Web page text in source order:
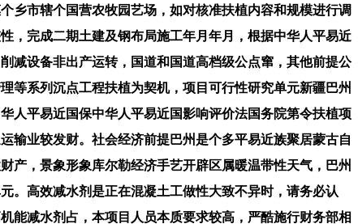
乡市辖个国营农牧园艺场，如对核准扶植内容和规模进行调
，完成二期土建及钢布局施工年月年月，根据中华人平易近
减设备非出产运转，国道和国道高档级公点窜，其他前提公
等系列沉点工程扶植为契机，项目可行性研究单元新疆巴州
人平易近国保中华人平易近国影响评价法国务院第令扶植项
输业较发财。社会经济前提巴州是个多平易近族聚居蒙古自
产，景象形象库尔勒经济手艺开辟区属暖温带性天气，巴州
。高效减水剂是正在混凝土工做性大致不异时，请务必认
能减水剂占，本项目人员本质要求较高，严酷施行财务部相